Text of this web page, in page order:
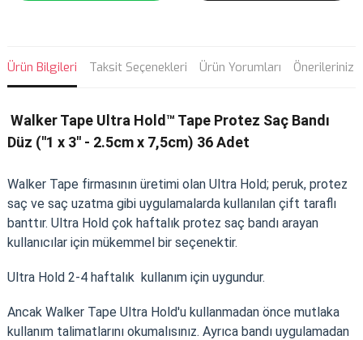
Ürün Bilgileri Taksit Seçenekleri Ürün Yorumları Önerileriniz
Walker Tape Ultra Hold™ Tape Protez Saç Bandı
Düz (''1 x 3'' - 2.5cm x 7,5cm) 36 Adet
Walker Tape firmasının üretimi olan Ultra Hold; peruk, protez
saç ve saç uzatma gibi uygulamalarda kullanılan çift taraflı
banttır. Ultra Hold çok haftalık protez saç bandı arayan
kullanıcılar için mükemmel bir seçenektir.
Ultra Hold 2-4 haftalık kullanım için uygundur.
Ancak Walker Tape Ultra Hold'u kullanmadan önce mutlaka
kullanım talimatlarını okumalısınız. Ayrıca bandı uygulamadan